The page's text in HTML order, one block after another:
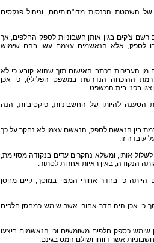
השמטת הכנסות מדו"חותיהם, וניהול פנקסים
צ'קים בגין אותן חשבוניות לספק החלפים, אך
לספק, אלא הנאשמים עצמם עשו בהם שימוש
העבירות בכתב האישום תוך שהוא קובע כי לא
ההוכחה הנדרשת במשפט הפלילי), כי אכן
בפני בית המשפט.
להיותן של החשבוניות, פיקטיביות, הנה
בין הנאשם לספק, הנאשם עצמו לא נחקר על כך
עובדה זו.
אותו, ומשלא נחקרים עדים בנקודה מסויימת,
הנקודה, באין ראיות אחרות לסתור.
כי בחדר אחורי המצוי במוסך, קיים מחסן
כי אכן היה חדר אחורי אשר שימש כמחסן חלפים
שימש כספק חלפים משומשים וכי הנאשמים ביצעו
אשר דווחו ושולם המס בגינם.